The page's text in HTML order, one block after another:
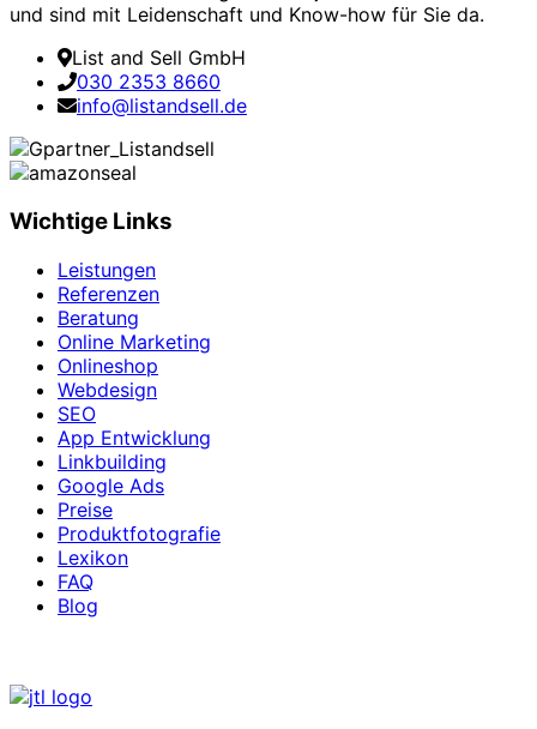
und sind mit Leidenschaft und Know-how für Sie da.
List and Sell GmbH
030 2353 8660
info@listandsell.de
Wichtige Links
Leistungen
Referenzen
Beratung
Online Marketing
Onlineshop
Webdesign
SEO
App Entwicklung
Linkbuilding
Google Ads
Preise
Produktfotografie
Lexikon
FAQ
Blog